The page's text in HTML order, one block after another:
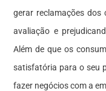
gerar reclamações dos
avaliação e
Além de que os
satisfatória para o seu
fazer negócios com a